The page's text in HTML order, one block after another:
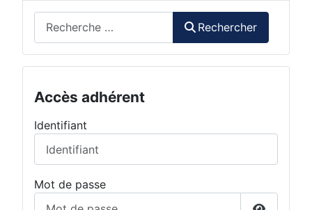
Rechercher
Accès adhérent
Identifiant
Mot de passe